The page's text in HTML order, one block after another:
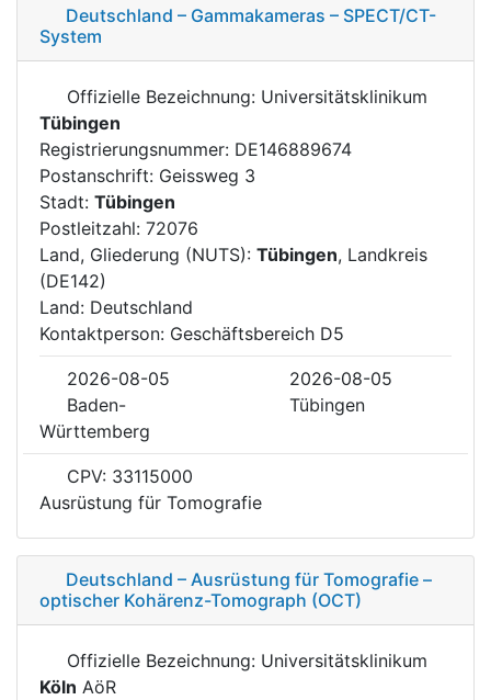
Deutschland – Gammakameras – SPECT/CT-
System
Offizielle Bezeichnung: Universitätsklinikum
Tübingen
Registrierungsnummer: DE146889674
Postanschrift: Geissweg 3
Stadt: Tübingen
Postleitzahl: 72076
Land, Gliederung (NUTS): Tübingen, Landkreis
(DE142)
Land: Deutschland
Kontaktperson: Geschäftsbereich D5
2026-08-05
2026-08-05
Baden-
Württemberg
Tübingen
CPV: 33115000
Ausrüstung für Tomografie
Deutschland – Ausrüstung für Tomografie –
optischer Kohärenz-Tomograph (OCT)
Offizielle Bezeichnung: Universitätsklinikum
Köln AöR